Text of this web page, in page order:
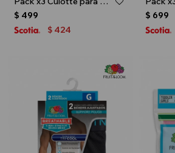
$ 499
$ 424
$ 699